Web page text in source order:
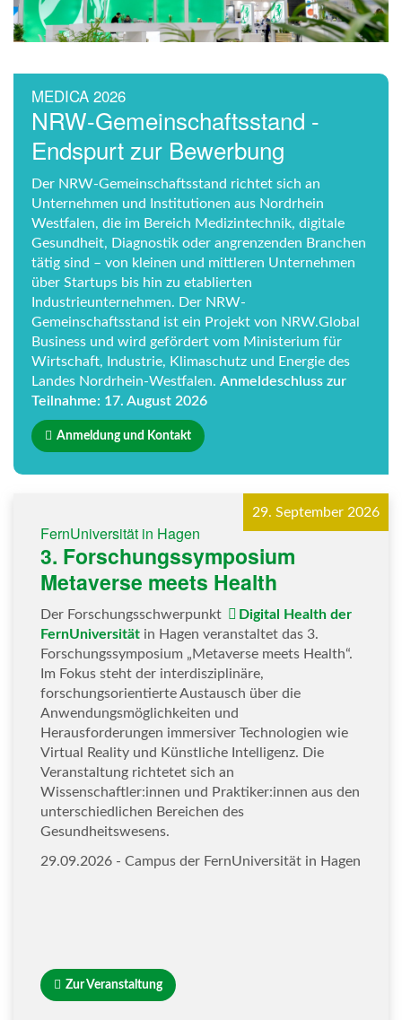
MEDICA 2026
NRW-Gemeinschaftsstand -
Endspurt zur Bewerbung
Der NRW-Gemeinschaftsstand richtet sich an
Unternehmen und Institutionen aus Nordrhein
Westfalen, die im Bereich Medizintechnik, digitale
Gesundheit, Diagnostik oder angrenzenden Branchen
tätig sind – von kleinen und mittleren Unternehmen
über Startups bis hin zu etablierten
Industrieunternehmen. Der NRW-
Gemeinschaftsstand ist ein Projekt von NRW.Global
Business und wird gefördert vom Ministerium für
Wirtschaft, Industrie, Klimaschutz und Energie des
Landes Nordrhein‑Westfalen. Anmeldeschluss zur
Teilnahme: 17. August 2026
Anmeldung und Kontakt
29. September 2026
FernUniversität in Hagen
3. Forschungssymposium
Metaverse meets Health
Der Forschungsschwerpunkt
Digital Health der
FernUniversität in Hagen veranstaltet das 3.
Forschungssymposium „Metaverse meets Health“.
Im Fokus steht der interdisziplinäre,
forschungsorientierte Austausch über die
Anwendungsmöglichkeiten und
Herausforderungen immersiver Technologien wie
Virtual Reality und Künstliche Intelligenz. Die
Veranstaltung richtetet sich an
Wissenschaftler:innen und Praktiker:innen aus den
unterschiedlichen Bereichen des
Gesundheitswesens.
29.09.2026 - Campus der FernUniversität in Hagen
Zur Veranstaltung